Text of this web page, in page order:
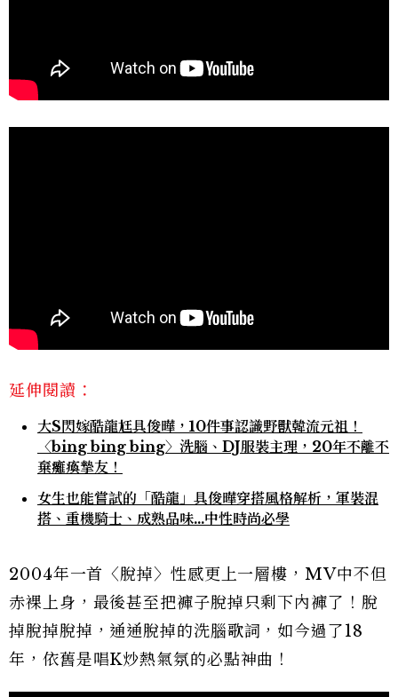
延伸閱讀：
大S閃嫁酷龍尪具俊曄，10件事認識野獸韓流元祖！
〈bing bing bing〉洗腦、DJ服裝主理，20年不離不
棄癱瘓摯友！
女生也能嘗試的「酷龍」具俊曄穿搭風格解析，軍裝混
搭、重機騎士、成熟品味…中性時尚必學
2004年一首〈脫掉〉性感更上一層樓，MV中不但
赤裸上身，最後甚至把褲子脫掉只剩下內褲了！脫
掉脫掉脫掉，通通脫掉的洗腦歌詞，如今過了18
年，依舊是唱K炒熱氣氛的必點神曲！